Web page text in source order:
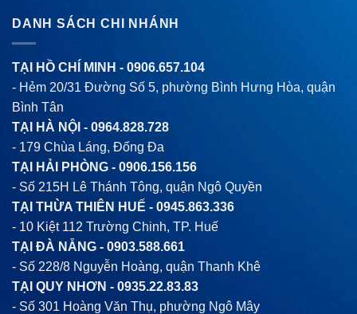
DANH SÁCH CHI NHÁNH
TẠI HỒ CHÍ MINH - 0906.657.104
- Hẻm 20/31 Đường Số 5, phường Bình Hưng Hòa, quận
Bình Tân
TẠI HÀ NỘI - 0964.828.728
- 179 Chùa Láng, Đống Đa
TẠI HẢI PHÒNG - 0906.156.156
- Số 215H Lê Thánh Tông, quận Ngô Quyền
TẠI THỪA THIÊN HUẾ - 0945.863.336
- 10 Kiệt 112 Trường Chinh, TP. Huế
TẠI ĐÀ NẴNG - 0903.588.661
- Số 228/8 Nguyễn Hoàng, quận Thanh Khê
TẠI QUY NHƠN - 0935.22.83.83
- Số 301 Hoàng Văn Thụ, phường Ngô Mây